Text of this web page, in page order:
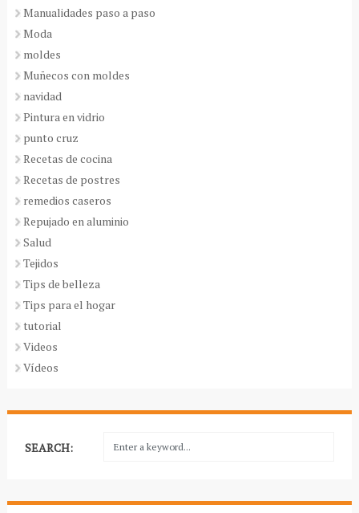
Manualidades paso a paso
Moda
moldes
Muñecos con moldes
navidad
Pintura en vidrio
punto cruz
Recetas de cocina
Recetas de postres
remedios caseros
Repujado en aluminio
Salud
Tejidos
Tips de belleza
Tips para el hogar
tutorial
Videos
Vídeos
SEARCH: